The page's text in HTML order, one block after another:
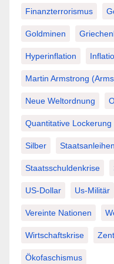
Finanzterrorismus
Goldminen
Hyperinflation
Martin Armstrong
Neue Weltordnung
Quantitative Lockerung
Silber Staatsanleihen
Staatsschuldenkrise
US-Dollar Us-Militär
Vereinte Nationen
Wirtschaftskrise
Ökofaschismus